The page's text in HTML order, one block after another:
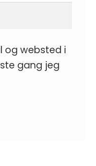
og websted i
gang jeg